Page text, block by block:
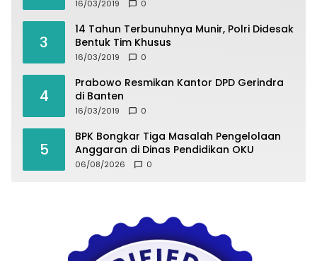
16/03/2019 0
3
14 Tahun Terbunuhnya Munir, Polri Didesak
Bentuk Tim Khusus
16/03/2019 0
4
Prabowo Resmikan Kantor DPD Gerindra
di Banten
16/03/2019 0
5
BPK Bongkar Tiga Masalah Pengelolaan
Anggaran di Dinas Pendidikan OKU
06/08/2026 0